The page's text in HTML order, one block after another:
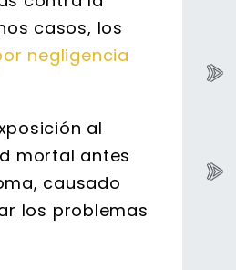
casos, los
negligencia
al
mortal antes
causado
los problemas